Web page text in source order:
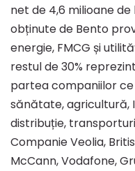
net de 4,6 milioane
obținute de Bento
energie, FMCG și
restul de 30%
partea companiilor
sănătate, agricultură,
distribuție, transporturi
Companie Veolia,
McCann, Vodafone,